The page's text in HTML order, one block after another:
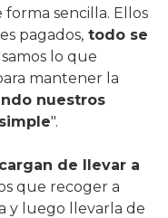
sencilla. Ellos
pagados, todo se
lo que
mantener la
nuestros
".
de llevar a
que recoger a
y luego llevarla de